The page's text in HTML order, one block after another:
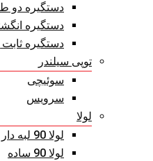
دستگیره دو
دستگیره
دستگیره
توپی سیلندر
سوئیچی
سرویس
لولا
لولا 90 لبه دار
لولا 90 ساده